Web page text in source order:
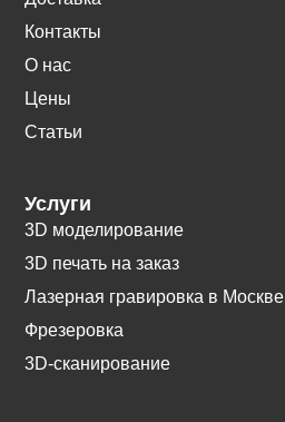
Контакты
О нас
Цены
Статьи
Услуги
3D моделирование
3D печать на заказ
Лазерная гравировка в Москве
Фрезеровка
3D-сканирование